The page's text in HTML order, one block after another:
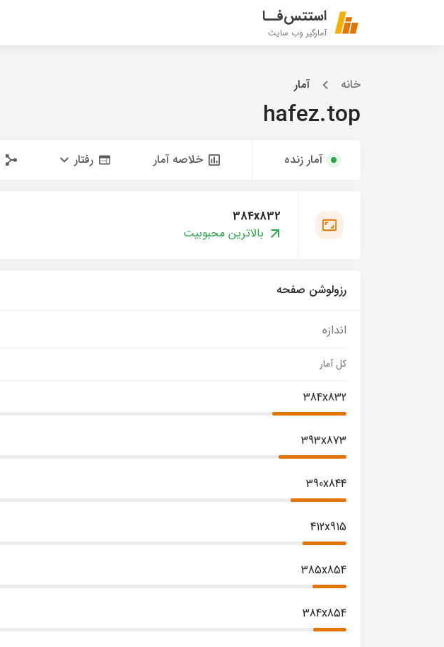
استتس‌فــا
آمارگیر وب سایت
خانه آمار
hafez.top
آمار زنده خلاصه آمار رفتار
384x832
بالاترین محبوبیت
رزولوشن صفحه
اندازه
کل آمار
384x832
393x873
390x844
412x915
385x854
384x854